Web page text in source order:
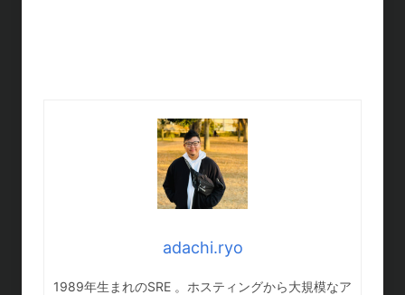
adachi.ryo
1989年生まれのSRE 。ホスティングから大規模なア